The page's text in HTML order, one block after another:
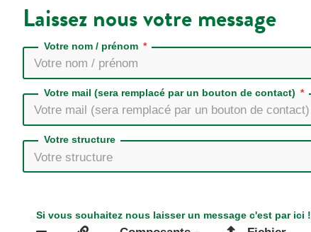
Laissez nous votre message
Votre nom / prénom
Votre mail (sera remplacé par un bouton de contact)
Votre structure
Si vous souhaitez nous laisser un message c'est par ici !